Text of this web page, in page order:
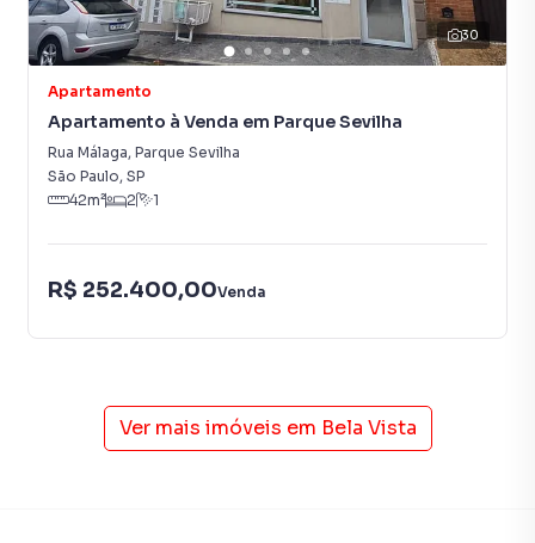
30
Apartamento
Apartamento à Venda em Parque Sevilha
Rua Málaga, Parque Sevilha
São Paulo, SP
42m² 2 1
R$ 252.400,00Venda
Ver mais imóveis em Bela Vista